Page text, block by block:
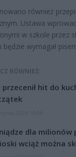
również
Ustawa
w szkole przez
będzie wymagał
RÓWNIEŻ:
przecenił hit do
dla milionów
wciąż można